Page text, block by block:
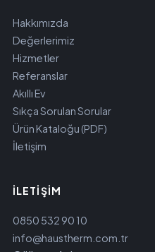
Hakkımızda
Değerlerimiz
Hizmetler
Referanslar
Akıllı Ev
Sıkça Sorulan Sorular
Ürün Kataloğu (PDF)
İletişim
İLETIŞIM
0850 532 90 10
info@haustherm.com.tr